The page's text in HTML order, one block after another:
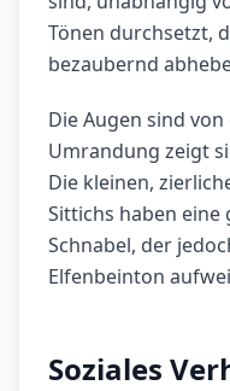
Tönen durchsetzt,
bezaubernd
Die Augen sind
Umrandung zeigt
Die kleinen,
Sittichs haben eine
Schnabel, der
Elfenbeinton
Soziales